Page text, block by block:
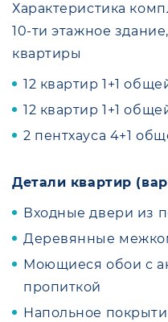
Характеристика
10-ти этажное
квартиры
12 квартир 1+1
12 квартир 1+1
2 пентхауса 4+1
Детали квартир
Входные двери из
Деревянные
Моющиеся обои с
пропиткой
Напольное